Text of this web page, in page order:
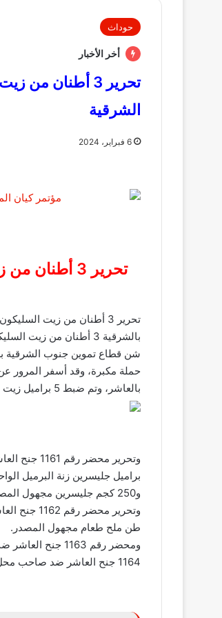
حوداث
أخر الأخبار
تحرير 3 أطنان
الشرقية
6 فبراير، 2024
تحرير 3
تحرير 3 أطنان من زيت
بالشرقية 3 أطنان من زيت السليكون والجليسرين وملح طعام مجهول المصدر بمصانع فى مدينة العاشر من رمضان.
شن قطاع تموين جنوب الشرقية
بالعاشر، وتم ضبط 5 براميل زيت سليكون يستخدم فى تشميع خيوط الغزل مجهول المصدر بإجمالى وزن طن.
و250 كجم جليسرين مجهول المصدر.
وتحرير
طن ملح طعام مجهول المصدر.
ومحضر رقم 1163
1164 جنح العاشر ضد صاحب محل بقالة لعدم وجود شهادة صحية سارية.